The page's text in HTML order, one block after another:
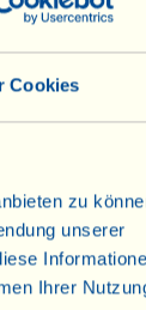
Cookies
zu
unserer
Ihrer
und der
2013